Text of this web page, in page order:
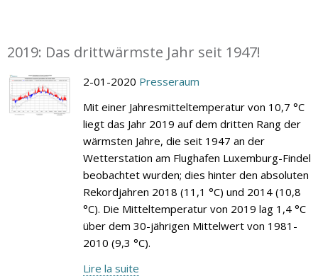
2019: Das drittwärmste Jahr seit 1947!
2-01-2020 Presseraum
Mit einer Jahresmitteltemperatur von 10,7 °C
liegt das Jahr 2019 auf dem dritten Rang der
wärmsten Jahre, die seit 1947 an der
Wetterstation am Flughafen Luxemburg-Findel
beobachtet wurden; dies hinter den absoluten
Rekordjahren 2018 (11,1 °C) und 2014 (10,8
°C). Die Mitteltemperatur von 2019 lag 1,4 °C
über dem 30-jährigen Mittelwert von 1981-
2010 (9,3 °C).
Lire la suite